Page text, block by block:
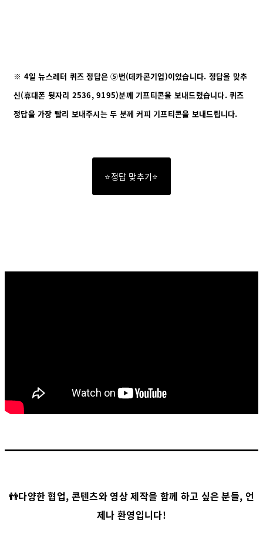
※ 4일 뉴스레터 퀴즈 정답은 ⑤번(데카콘기업)이었습니다. 정답을 맞추
신(휴대폰 뒷자리 2536, 9195)분께 기프티콘을 보내드렸습니다. 퀴즈
정답을 가장 빨리 보내주시는 두 분께 커피 기프티콘을 보내드립니다.
⭐정답 맞추기⭐
👬다양한 협업, 콘텐츠와 영상 제작을 함께 하고 싶은 분들, 언
제나 환영입니다!